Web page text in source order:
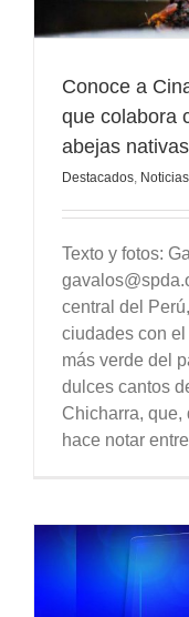
Conoce a
que colabora
abejas
Destacados, Noticias
Texto y fotos:
central del
ciudades con
más verde del
dulces cantos
Chicharra, que,
hace notar entre